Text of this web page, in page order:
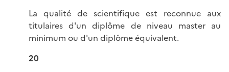
La qualité de scientifique est reconnue aux
titulaires d'un diplôme de niveau master au
minimum ou d'un diplôme équivalent.
20